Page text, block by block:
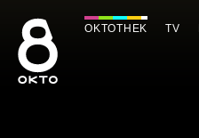
Inhalt
springen
OKTOTHEK TV